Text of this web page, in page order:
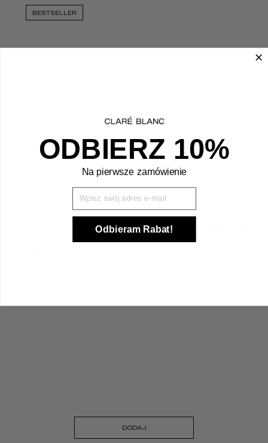
BESTSELLER
DODAJ
PODKŁAD MINERALNY SPF 15
DODAJ
ODBIERZ 10%
Na pierwsze zamówienie
Odbieram Rabat!